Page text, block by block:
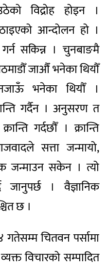
विद्रोह होइन ।
आन्दोलन हो ।
सकिन्न । चुनबाङमै
जाऔँ भनेका थियौँ
भनेका थियौँ ।
गर्दैन । अनुसरण त
गर्दछौँ । क्रान्ति
सत्ता जन्मायो,
जन्माउन सकेन । त्यो
जानुपर्छ । वैज्ञानिक
छ ।
चितवन पर्सामा
विचारको सम्पादित